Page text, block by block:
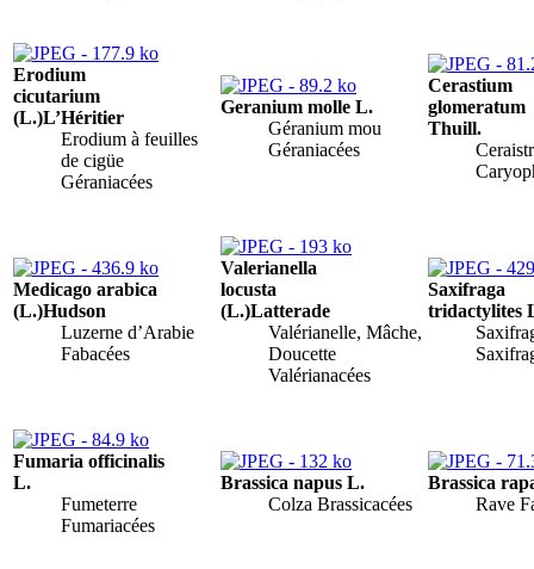
Erodium
cicutarium
(L.)L’Héritier
Erodium à feuilles
de cigüe
Géraniacées
Geranium molle L.
Géranium mou
Géraniacées
Cerastium
glomeratum
Thuill.
Medicago arabica
(L.)Hudson
Luzerne d’Arabie
Fabacées
Valerianella
locusta
(L.)Latterade
Valérianelle, Mâche,
Doucette
Valérianacées
Saxifraga
tridactylites
Fumaria officinalis
L.
Fumeterre
Fumariacées
Brassica napus L.
Colza Brassicacées
Brassica
Rave